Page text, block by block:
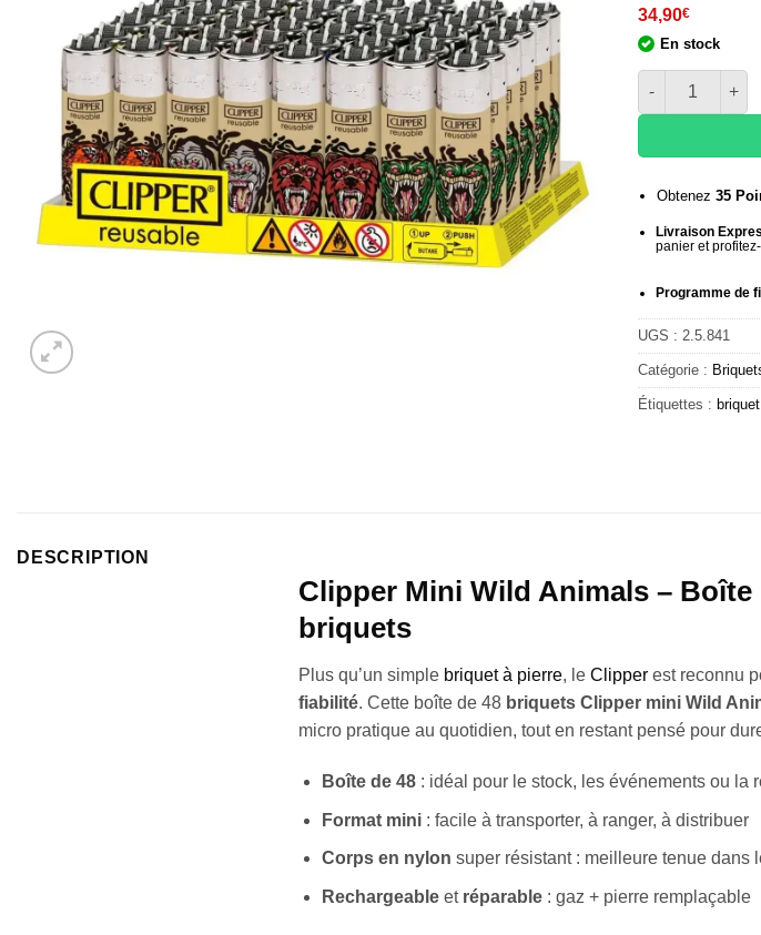
34,90€
En stock
quantité de
Obtenez 35
Livraison
panier et
Programme de
UGS : 2.5.841
Catégorie :
Étiquettes :
DESCRIPTION
Clipper Mini Wild Animals – Boîte
briquets
Plus qu’un simple briquet à pierre, le Clipper est reconnu
fiabilité. Cette boîte de 48 briquets Clipper mini Wild
micro pratique au quotidien, tout en restant pensé pour
Boîte de 48: idéal pour le stock, les événements ou la
Format mini: facile à transporter, à ranger, à distribuer
Corps en nylon super résistant : meilleure tenue dans
Rechargeableet réparable: gaz + pierre remplaçable